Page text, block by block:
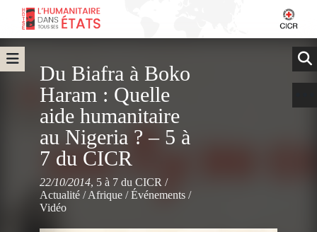
Du Biafra à Boko
Haram : Quelle
aide humanitaire
au Nigeria ? – 5 à
7 du CICR
22/10/2014, 5 à 7 du CICR /
Actualité /Afrique /Événements /
Vidéo